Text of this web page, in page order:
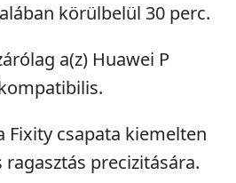
körülbelül 30 perc.
a(z) Huawei P
Fixity csapata kiemelten
precizitására.